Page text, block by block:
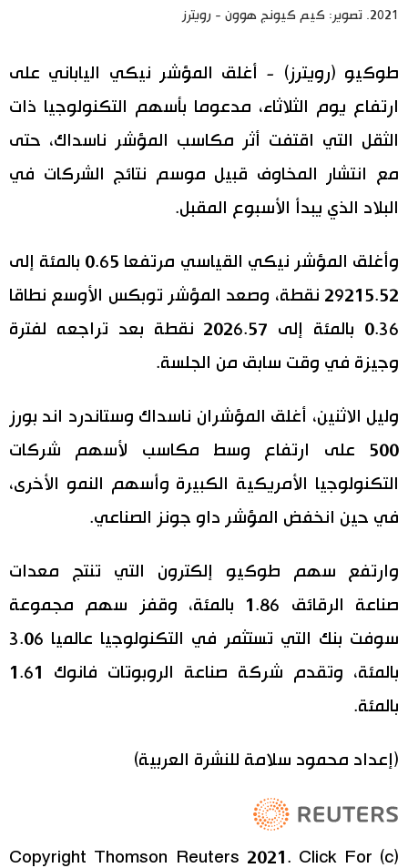
اقتصاد
مجتمع
طوكيو
2021. تصوير: كيم كيونج هوون - رويترز
طوكيو (رويترز) - أغلق المؤشر نيكي الياباني على
ارتفاع يوم الثلاثاء، مدعوما بأسهم التكنولوجيا ذات
الثقل التي اقتفت أثر مكاسب المؤشر ناسداك، حتى
مع انتشار المخاوف قبيل موسم نتائج الشركات في
البلاد الذي يبدأ الأسبوع المقبل.
وأغلق المؤشر نيكي القياسي مرتفعا 0.65 بالمئة إلى
29215.52 نقطة، وصعد المؤشر توبكس الأوسع نطاقا
0.36 بالمئة إلى 2026.57 نقطة بعد تراجعه لفترة
وجيزة في وقت سابق من الجلسة.
وليل الاثنين، أغلق المؤشران ناسداك وستاندرد اند بورز
500 على ارتفاع وسط مكاسب لأسهم شركات
التكنولوجيا الأمريكية الكبيرة وأسهم النمو الأخرى،
في حين انخفض المؤشر داو جونز الصناعي.
وارتفع سهم طوكيو إلكترون التي تنتج معدات
صناعة الرقائق 1.86 بالمئة، وقفز سهم مجموعة
سوفت بنك التي تستثمر في التكنولوجيا عالميا 3.06
بالمئة، وتقدم شركة صناعة الروبوتات فانوك 1.61
بالمئة.
(إعداد محمود سلامة للنشرة العربية)
(c) Copyright Thomson Reuters 2021. Click For